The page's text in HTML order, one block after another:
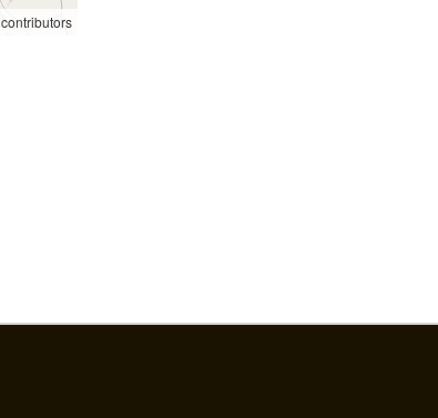
contributors